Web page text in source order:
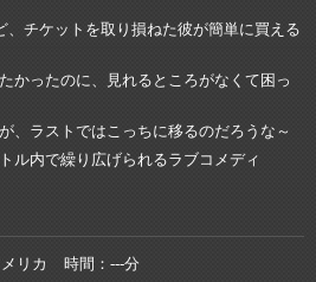
、チケットを取り損ねた彼が簡単に買える
かったのに、見れるところがなくて困っ
、ラストではこっちに移るのだろうな～
ル内で繰り広げられるラブコメディ
リカ 時間
---分